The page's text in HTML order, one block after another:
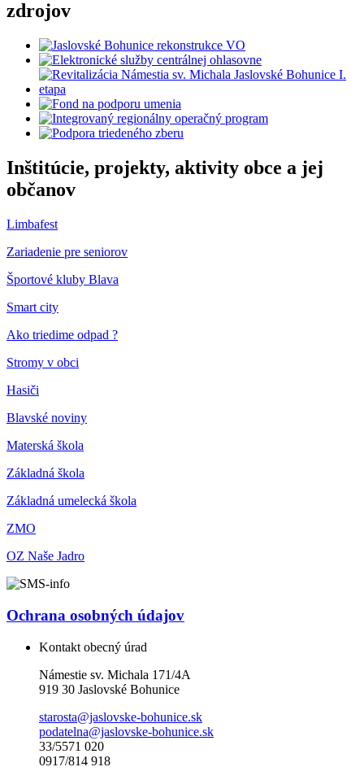
zdrojov
Inštitúcie, projekty, aktivity obce a jej
občanov
Limbafest
Zariadenie pre seniorov
Športové kluby Blava
Smart city
Ako triedime odpad ?
Stromy v obci
Hasiči
Blavské noviny
Materská škola
Základná škola
Základná umelecká škola
ZMO
OZ Naše Jadro
Ochrana osobných údajov
Kontakt obecný úrad
Námestie sv. Michala 171/4A
919 30 Jaslovské Bohunice
starosta@jaslovske-bohunice.sk
podatelna@jaslovske-bohunice.sk
33/5571 020
0917/814 918